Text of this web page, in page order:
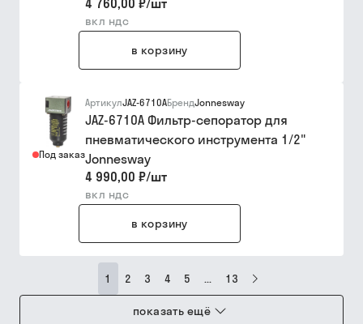
4 760,00 ₽/шт
вкл ндс
в корзину
Под заказ
АртикулJAZ-6710AБрендJonnesway
JAZ-6710A Фильтр-сепоратор для
пневматического инструмента 1/2"
Jonnesway
4 990,00 ₽/шт
вкл ндс
в корзину
1 2 3 4 5 ... 13
показать ещё